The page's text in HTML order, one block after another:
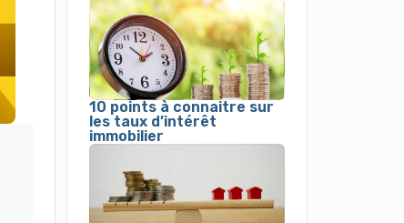
10 points à connaitre sur
les taux d’intérêt
immobilier